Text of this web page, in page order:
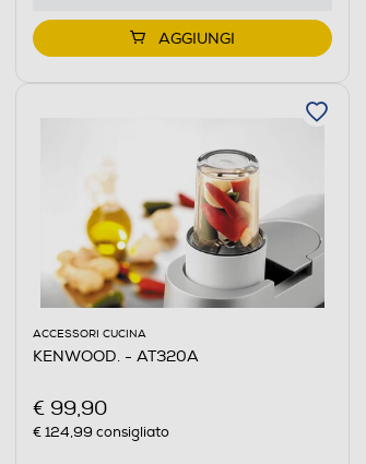
AGGIUNGI
ACCESSORI CUCINA
KENWOOD. - AT320A
€ 99,90
€ 124,99 consigliato